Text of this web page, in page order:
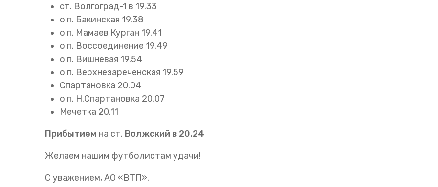
ст. Волгоград-1 в 19.33
о.п. Бакинская 19.38
о.п. Мамаев Курган 19.41
о.п. Воссоединение 19.49
о.п. Вишневая 19.54
о.п. Верхнезареченская 19.59
Спартановка 20.04
о.п. Н.Спартановка 20.07
Мечетка 20.11
Прибытием на ст. Волжский в 20.24
Желаем нашим футболистам удачи!
С уважением, АО «ВТП».